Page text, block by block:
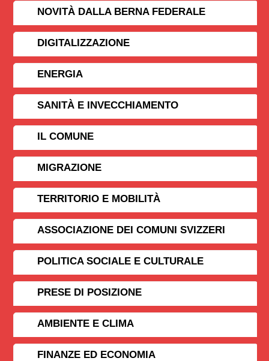
NOVITÀ DALLA BERNA FEDERALE
DIGITALIZZAZIONE
ENERGIA
SANITÀ E INVECCHIAMENTO
IL COMUNE
MIGRAZIONE
TERRITORIO E MOBILITÀ
ASSOCIAZIONE DEI COMUNI SVIZZERI
POLITICA SOCIALE E CULTURALE
PRESE DI POSIZIONE
AMBIENTE E CLIMA
FINANZE ED ECONOMIA